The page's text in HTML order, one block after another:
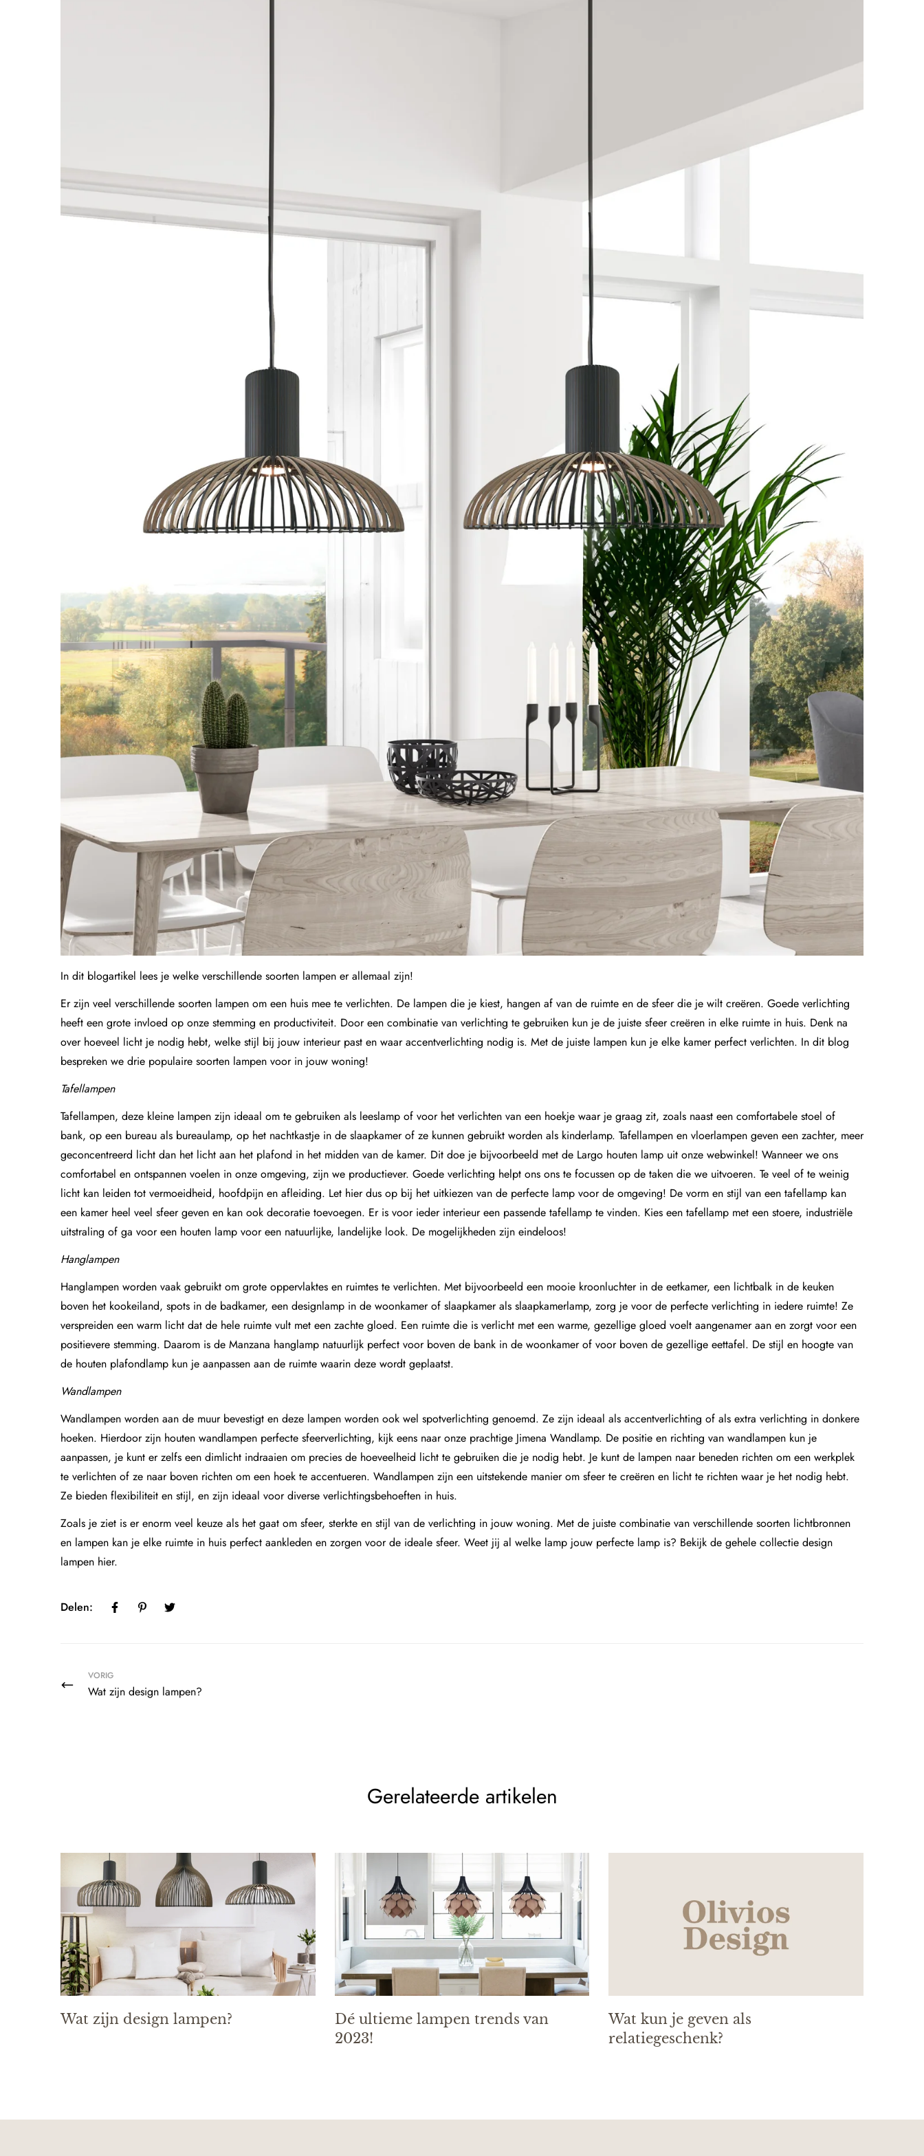
In dit blogartikel lees je welke verschillende soorten lampen er allemaal zijn!
Er zijn veel verschillende soorten lampen om een huis mee te verlichten. De lampen die je kiest, hangen af van de ruimte en de sfeer die je wilt creëren. Goede verlichting
heeft een grote invloed op onze stemming en productiviteit. Door een combinatie van verlichting te gebruiken kun je de juiste sfeer creëren in elke ruimte in huis. Denk na
over hoeveel licht je nodig hebt, welke stijl bij jouw interieur past en waar accentverlichting nodig is. Met de juiste lampen kun je elke kamer perfect verlichten. In dit blog
bespreken we drie populaire soorten lampen voor in jouw woning!
Tafellampen
Tafellampen, deze kleine lampen zijn ideaal om te gebruiken als leeslamp of voor het verlichten van een hoekje waar je graag zit, zoals naast een comfortabele stoel of
bank, op een bureau als bureaulamp, op het nachtkastje in de slaapkamer of ze kunnen gebruikt worden als kinderlamp. Tafellampen en vloerlampen geven een zachter, meer
geconcentreerd licht dan het licht aan het plafond in het midden van de kamer. Dit doe je bijvoorbeeld met de Largo houten lamp uit onze webwinkel! Wanneer we ons
comfortabel en ontspannen voelen in onze omgeving, zijn we productiever. Goede verlichting helpt ons ons te focussen op de taken die we uitvoeren. Te veel of te weinig
licht kan leiden tot vermoeidheid, hoofdpijn en afleiding. Let hier dus op bij het uitkiezen van de perfecte lamp voor de omgeving! De vorm en stijl van een tafellamp kan
een kamer heel veel sfeer geven en kan ook decoratie toevoegen. Er is voor ieder interieur een passende tafellamp te vinden. Kies een tafellamp met een stoere, industriële
uitstraling of ga voor een houten lamp voor een natuurlijke, landelijke look. De mogelijkheden zijn eindeloos!
Hanglampen
Hanglampen worden vaak gebruikt om grote oppervlaktes en ruimtes te verlichten. Met bijvoorbeeld een mooie kroonluchter in de eetkamer, een lichtbalk in de keuken
boven het kookeiland, spots in de badkamer, een designlamp in de woonkamer of slaapkamer als slaapkamerlamp, zorg je voor de perfecte verlichting in iedere ruimte! Ze
verspreiden een warm licht dat de hele ruimte vult met een zachte gloed. Een ruimte die is verlicht met een warme, gezellige gloed voelt aangenamer aan en zorgt voor een
positievere stemming. Daarom is de Manzana hanglamp natuurlijk perfect voor boven de bank in de woonkamer of voor boven de gezellige eettafel. De stijl en hoogte van
de houten plafondlamp kun je aanpassen aan de ruimte waarin deze wordt geplaatst.
Wandlampen
Wandlampen worden aan de muur bevestigt en deze lampen worden ook wel spotverlichting genoemd. Ze zijn ideaal als accentverlichting of als extra verlichting in donkere
hoeken. Hierdoor zijn houten wandlampen perfecte sfeerverlichting, kijk eens naar onze prachtige Jimena Wandlamp. De positie en richting van wandlampen kun je
aanpassen, je kunt er zelfs een dimlicht indraaien om precies de hoeveelheid licht te gebruiken die je nodig hebt. Je kunt de lampen naar beneden richten om een werkplek
te verlichten of ze naar boven richten om een hoek te accentueren. Wandlampen zijn een uitstekende manier om sfeer te creëren en licht te richten waar je het nodig hebt.
Ze bieden flexibiliteit en stijl, en zijn ideaal voor diverse verlichtingsbehoeften in huis.
Zoals je ziet is er enorm veel keuze als het gaat om sfeer, sterkte en stijl van de verlichting in jouw woning. Met de juiste combinatie van verschillende soorten lichtbronnen
en lampen kan je elke ruimte in huis perfect aankleden en zorgen voor de ideale sfeer. Weet jij al welke lamp jouw perfecte lamp is? Bekijk de gehele collectie design
lampen hier.
Delen:
VORIG
Wat zijn design lampen?
Gerelateerde artikelen
Wat zijn design lampen?
Dé ultieme lampen trends van
2023!
Wat kun je geven als
relatiegeschenk?